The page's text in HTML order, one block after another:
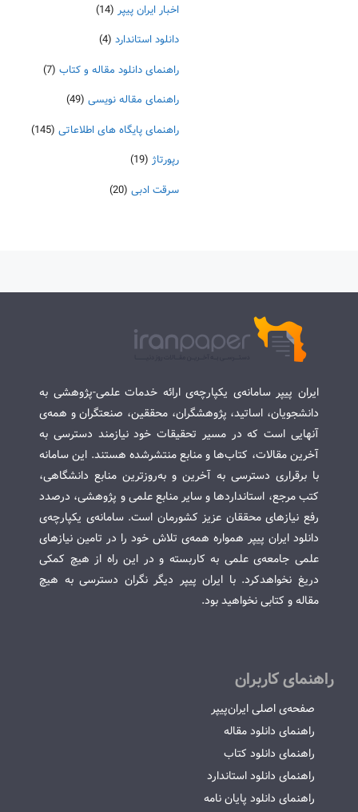
اخبار ایران پیپر (14)
دانلود استاندارد (4)
راهنمای دانلود مقاله و کتاب (7)
راهنمای مقاله نویسی (49)
راهنمای پایگاه های اطلاعاتی (145)
رپورتاژ (19)
سرقت ادبی (20)
ایران پیپر سامانه‌ی یکپارچه‌ی ارائه خدمات علمی-پژوهشی به
دانشجویان، اساتید، پژوهشگران، محققین، صنعتگران و همه‌ی
آنهایی است که در مسیر تحقیقات خود نیازمند دسترسی به
آخرین مقالات، کتاب‌ها و منابع منتشرشده هستند. این سامانه
با برقراری دسترسی به آخرین و به‌روزترین منابع دانشگاهی،
کتب مرجع، استانداردها و سایر منابع علمی و پژوهشی، درصدد
رفع نیازهای محققان عزیز کشورمان است. سامانه‌ی یکپارچه‌ی
دانلود ایران پیپر همواره همه‌ی تلاش خود را در تامین نیازهای
علمی جامعه‌ی علمی به کاربسته و در این راه از هیچ کمکی
دریغ نخواهدکرد. با ایران پیپر دیگر نگران دسترسی به هیچ
مقاله و کتابی نخواهید بود.
راهنمای کاربران
صفحه‌ی اصلی ایران‌پیپر
راهنمای دانلود مقاله
راهنمای دانلود کتاب
راهنمای دانلود استاندارد
راهنمای دانلود پایان نامه